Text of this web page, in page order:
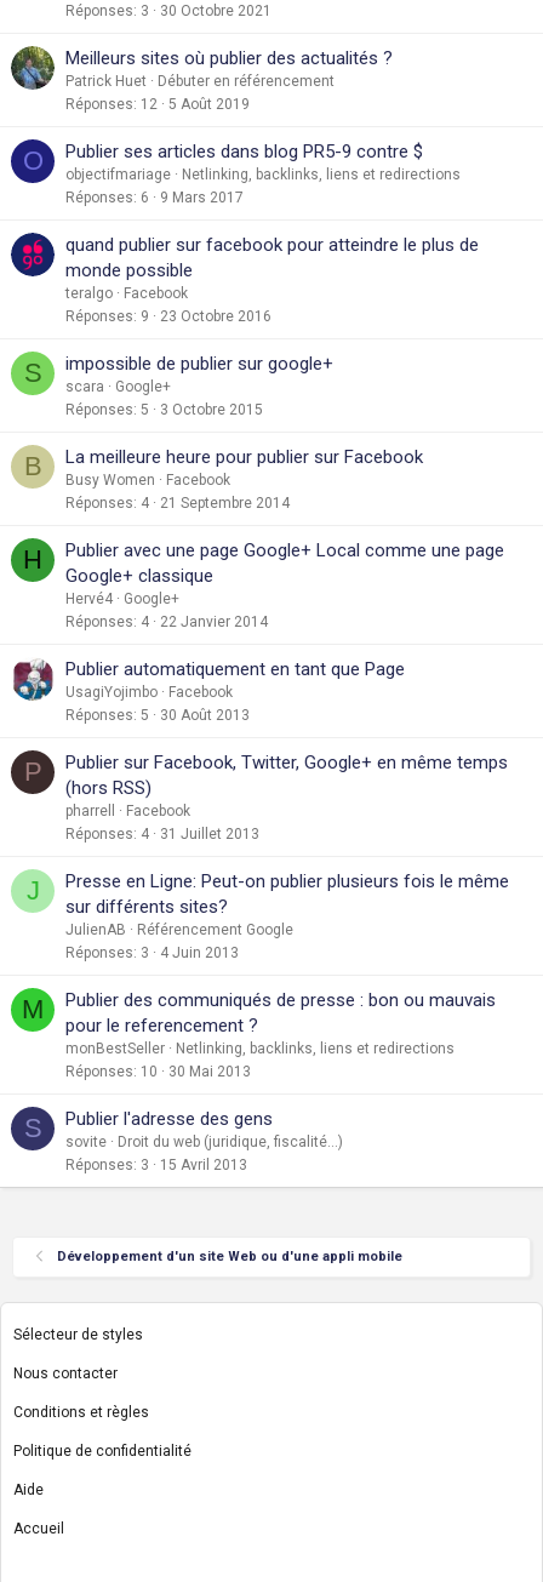
Réponses 3 30 Octobre 2021
Meilleurs sites où publier des actualités ?
Patrick Huet
Débuter en référencement
Réponses 12 5 Août 2019
O Publier ses articles dans blog PR5-9 contre $
objectifmariage
Netlinking, backlinks, liens et redirections
Réponses 6 9 Mars 2017
quand publier sur facebook pour atteindre le plus de
monde possible
teralgo
Facebook
Réponses 9 23 Octobre 2016
S impossible de publier sur google+
scara
Google+
Réponses 5 3 Octobre 2015
B La meilleure heure pour publier sur Facebook
Busy Women
Facebook
Réponses 4 21 Septembre 2014
H
Publier avec une page Google+ Local comme une page
Google+ classique
Hervé4
Google+
Réponses 4 22 Janvier 2014
Publier automatiquement en tant que Page
UsagiYojimbo
Facebook
Réponses 5 30 Août 2013
P
Publier sur Facebook, Twitter, Google+ en même temps
(hors RSS)
pharrell
Facebook
Réponses 4 31 Juillet 2013
J
Presse en Ligne: Peut-on publier plusieurs fois le même
sur différents sites?
JulienAB
Référencement Google
Réponses 3 4 Juin 2013
M
Publier des communiqués de presse : bon ou mauvais
pour le referencement ?
monBestSeller
Netlinking, backlinks, liens et redirections
Réponses 10 30 Mai 2013
S Publier l'adresse des gens
sovite
Droit du web (juridique, fiscalité...)
Réponses 3 15 Avril 2013
Développement d'un site Web ou d'une appli mobile
Sélecteur de styles
Nous contacter
Conditions et règles
Politique de confidentialité
Aide
Accueil